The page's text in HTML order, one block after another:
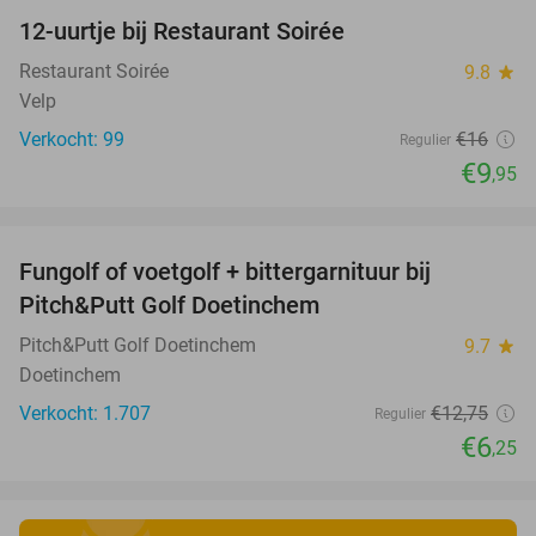
12-uurtje bij Restaurant Soirée
Restaurant Soirée 9.8 star
Velp
Verkocht: 99
Regulier €16
€9,95
Fungolf of voetgolf + bittergarnituur bij
Pitch&Putt Golf Doetinchem
Pitch&Putt Golf Doetinchem 9.7 star
Doetinchem
Verkocht: 1.707
Regulier €12,75
€6,25